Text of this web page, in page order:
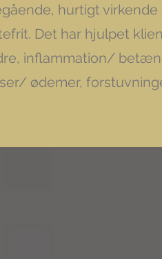
hurtigt
Det har hjulpet
inflammation/
ødemer,